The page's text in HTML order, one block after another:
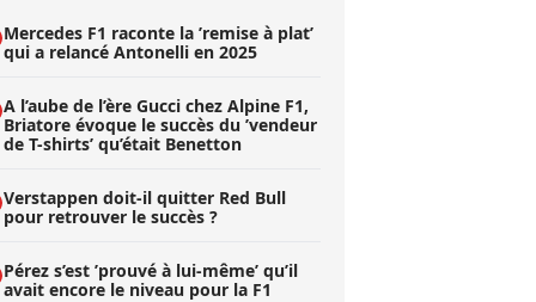
Mercedes F1 raconte la ’remise à plat’
qui a relancé Antonelli en 2025
A l’aube de l’ère Gucci chez Alpine F1,
Briatore évoque le succès du ’vendeur
de T-shirts’ qu’était Benetton
Verstappen doit-il quitter Red Bull
pour retrouver le succès ?
Pérez s’est ’prouvé à lui-même’ qu’il
avait encore le niveau pour la F1